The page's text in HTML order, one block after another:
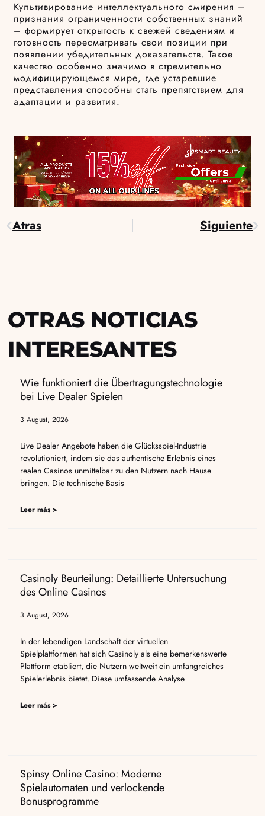
Культивирование интеллектуального смирения –
признания ограниченности собственных знаний
– формирует открытость к свежей сведениям и
готовность пересматривать свои позиции при
появлении убедительных доказательств. Такое
качество особенно значимо в стремительно
модифицирующемся мире, где устаревшие
представления способны стать препятствием для
адаптации и развития.
Prev
Atras Siguiente
OTRAS NOTICIAS
INTERESANTES
Wie funktioniert die Übertragungstechnologie
bei Live Dealer Spielen
3 August, 2026
Live Dealer Angebote haben die Glücksspiel-Industrie
revolutioniert, indem sie das authentische Erlebnis eines
realen Casinos unmittelbar zu den Nutzern nach Hause
bringen. Die technische Basis
Leer más >
Casinoly Beurteilung: Detaillierte Untersuchung
des Online Casinos
3 August, 2026
In der lebendigen Landschaft der virtuellen
Spielplattformen hat sich Casinoly als eine bemerkenswerte
Plattform etabliert, die Nutzern weltweit ein umfangreiches
Spielerlebnis bietet. Diese umfassende Analyse
Leer más >
Spinsy Online Casino: Moderne
Spielautomaten und verlockende
Bonusprogramme